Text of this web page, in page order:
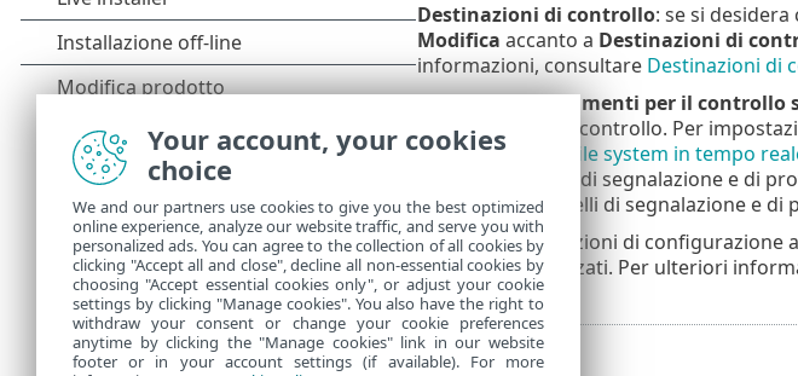
Destinazioni di controllo: se si
Modifica accanto a Destinazioni di
informazioni, consultare Destinazioni di
Risposte ai rilevamenti per il controllo
ciascun profilo di controllo. Per
nellaProtezione file system in tempo
configurare livelli di segnalazione e di
dettagliata dei livelli di segnalazione e di
ThreatSense: Opzioni di configurazione
rilevamento utilizzati. Per ulteriori
Your account, your cookies
choice
We and our partners use cookies to give you the best optimized
online experience, analyze our website traffic, and serve you with
personalized ads. You can agree to the collection of all cookies by
clicking "Accept all and close", decline all non-essential cookies by
choosing "Accept essential cookies only", or adjust your cookie
settings by clicking "Manage cookies". You also have the right to
withdraw your consent or change your cookie preferences
anytime by clicking the "Manage cookies" link in our website
footer or in your account settings (if available). For more